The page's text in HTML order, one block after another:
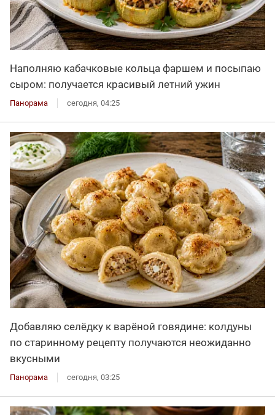
Наполняю кабачковые кольца фаршем и посыпаю
сыром: получается красивый летний ужин
Панорама сегодня, 04:25
Добавляю селёдку к варёной говядине: колдуны
по старинному рецепту получаются неожиданно
вкусными
Панорама сегодня, 03:25